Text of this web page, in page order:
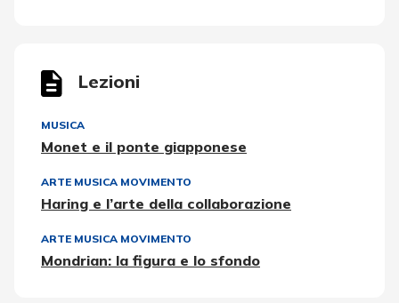
Lezioni
MUSICA
Monet e il ponte giapponese
ARTE MUSICA MOVIMENTO
Haring e l’arte della collaborazione
ARTE MUSICA MOVIMENTO
Mondrian: la figura e lo sfondo